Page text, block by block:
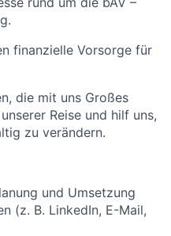
finanzielle Vorsorge für
die mit uns Großes
Reise und hilf uns,
zu verändern.
und Umsetzung
(z. B. LinkedIn, E-Mail,